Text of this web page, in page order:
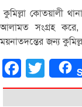
কুমিল্লা কোতয়ালী
আলামত সংগ্রহ করে
ময়নাতদন্তের জন্য
FacebookTwitter